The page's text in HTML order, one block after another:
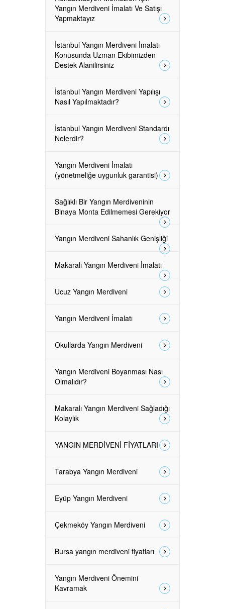
Yangın Merdiveni İmalatı Ve Satışı
Yapmaktayız
İstanbul Yangın Merdiveni İmalatı
Konusunda Uzman Ekibimizden
Destek Alanilirsiniz
İstanbul Yangın Merdiveni Yapılışı
Nasıl Yapılmaktadır?
İstanbul Yangın Merdiveni Standardı
Nelerdir?
Yangın Merdiveni İmalatı
(yönetmeliğe uygunluk garantisi)
Sağlıklı Bir Yangın Merdiveninin
Binaya Monta Edilmemesi Gerekiyor
Yangın Merdiveni Sahanlık Genişliği
Makaralı Yangın Merdiveni İmalatı
Ucuz Yangın Merdiveni
Yangın Merdiveni İmalatı
Okullarda Yangın Merdiveni
Yangın Merdiveni Boyanması Nası
Olmalıdır?
Makaralı Yangın Merdiveni Sağladığı
Kolaylık
YANGIN MERDİVENİ FİYATLARI
Tarabya Yangın Merdiveni
Eyüp Yangın Merdiveni
Çekmeköy Yangın Merdiveni
Bursa yangın merdiveni fiyatları
Yangın Merdiveni Önemini
Kavramak